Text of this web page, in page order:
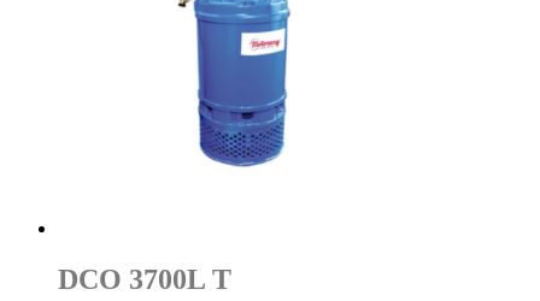
DCO 3700L T